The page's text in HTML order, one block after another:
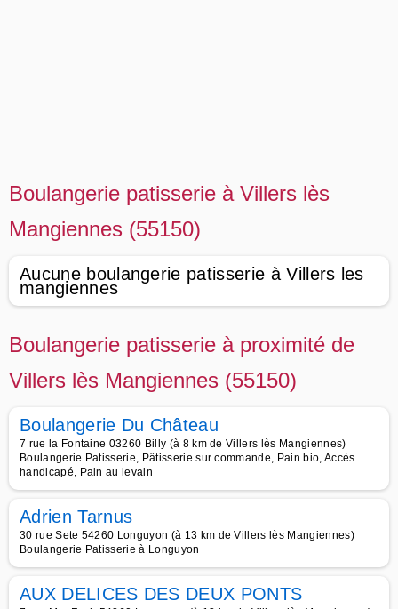
Boulangerie patisserie à Villers lès
Mangiennes (55150)
Aucune boulangerie patisserie à Villers les
mangiennes
Boulangerie patisserie à proximité de
Villers lès Mangiennes (55150)
Boulangerie Du Château
7 rue la Fontaine 03260 Billy (à 8 km de Villers lès Mangiennes)
Boulangerie Patisserie, Pâtisserie sur commande, Pain bio, Accès
handicapé, Pain au levain
Adrien Tarnus
30 rue Sete 54260 Longuyon (à 13 km de Villers lès Mangiennes)
Boulangerie Patisserie à Longuyon
AUX DELICES DES DEUX PONTS